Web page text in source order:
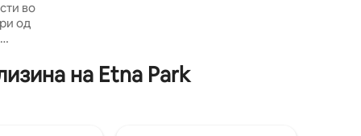
во
од
е
на вино,
на Etna Park